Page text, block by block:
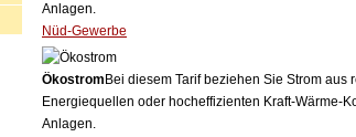
Anlagen.
Nüd-Gewerbe
Ökostrom Bei diesem Tarif beziehen Sie Strom aus
Energiequellen oder hocheffizienten Kraft-Wärme-
Anlagen.